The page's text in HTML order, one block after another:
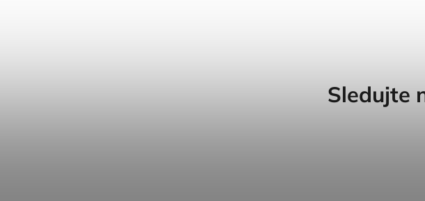
Sledujte